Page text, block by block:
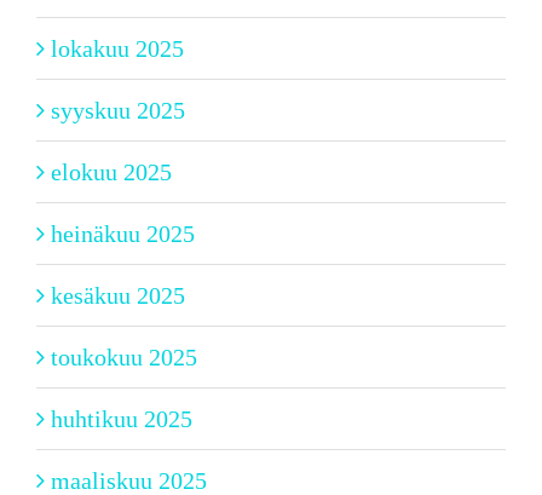
lokakuu 2025
syyskuu 2025
elokuu 2025
heinäkuu 2025
kesäkuu 2025
toukokuu 2025
huhtikuu 2025
maaliskuu 2025